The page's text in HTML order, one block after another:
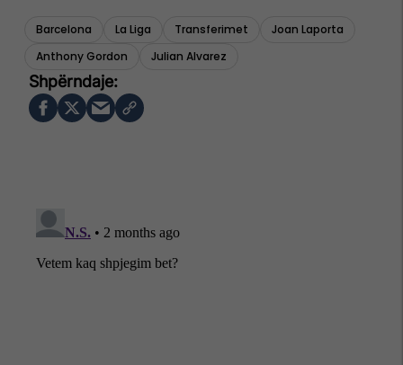
Barcelona La Liga Transferimet
Joan Laporta
Anthony Gordon
Julian Alvarez